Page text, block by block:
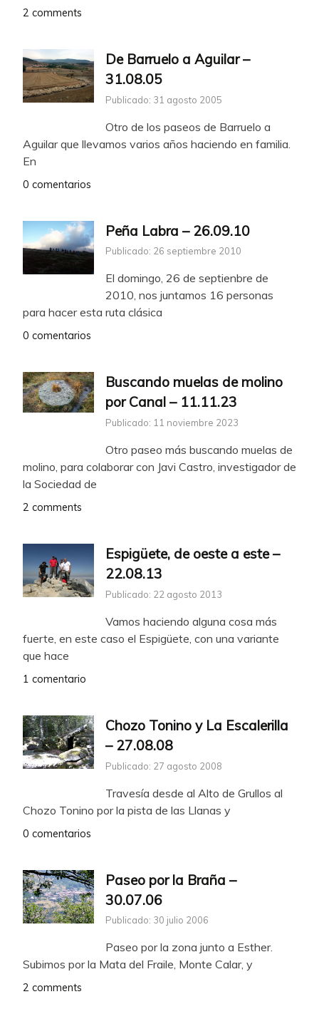
2 comments
De Barruelo a Aguilar –
31.08.05
Publicado: 31 agosto 2005
Otro de los paseos de Barruelo a
Aguilar que llevamos varios años haciendo en familia.
En
0 comentarios
Peña Labra – 26.09.10
Publicado: 26 septiembre 2010
El domingo, 26 de septienbre de
2010, nos juntamos 16 personas
para hacer esta ruta clásica
0 comentarios
Buscando muelas de molino
por Canal – 11.11.23
Publicado: 11 noviembre 2023
Otro paseo más buscando muelas de
molino, para colaborar con Javi Castro, investigador de
la Sociedad de
2 comments
Espigüete, de oeste a este –
22.08.13
Publicado: 22 agosto 2013
Vamos haciendo alguna cosa más
fuerte, en este caso el Espigüete, con una variante
que hace
1 comentario
Chozo Tonino y La Escalerilla
– 27.08.08
Publicado: 27 agosto 2008
Travesía desde al Alto de Grullos al
Chozo Tonino por la pista de las Llanas y
0 comentarios
Paseo por la Braña –
30.07.06
Publicado: 30 julio 2006
Paseo por la zona junto a Esther.
Subimos por la Mata del Fraile, Monte Calar, y
2 comments